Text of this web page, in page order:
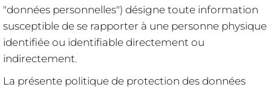
"données personnelles") désigne toute information
susceptible de se rapporter à une personne physique
identifiée ou identifiable directement ou
indirectement.
La présente politique de protection des données